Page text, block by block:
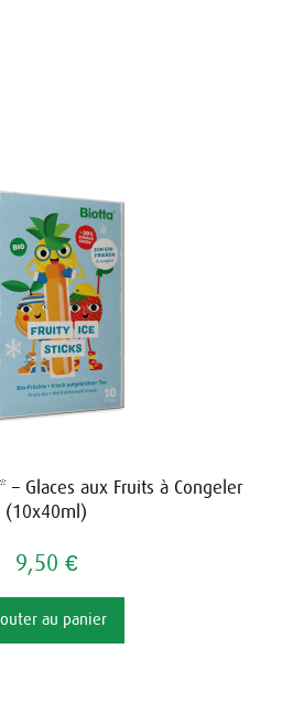
– Glaces aux Fruits à Congeler
(10x40ml)
9,50 €
au panier